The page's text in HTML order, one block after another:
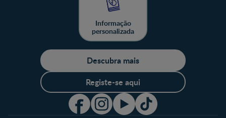
Informação
personalizada
Descubra mais
Registe-se aqui